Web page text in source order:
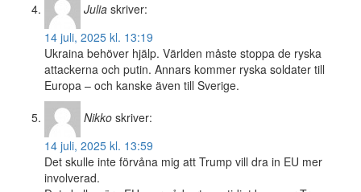
Julia skriver:
14 juli, 2025 kl. 13:19
Ukraina behöver hjälp. Världen måste stoppa de ryska
attackerna och putin. Annars kommer ryska soldater till
Europa – och kanske även till Sverige.
Nikko skriver:
14 juli, 2025 kl. 13:59
Det skulle inte förvåna mig att Trump vill dra in EU mer
involverad.